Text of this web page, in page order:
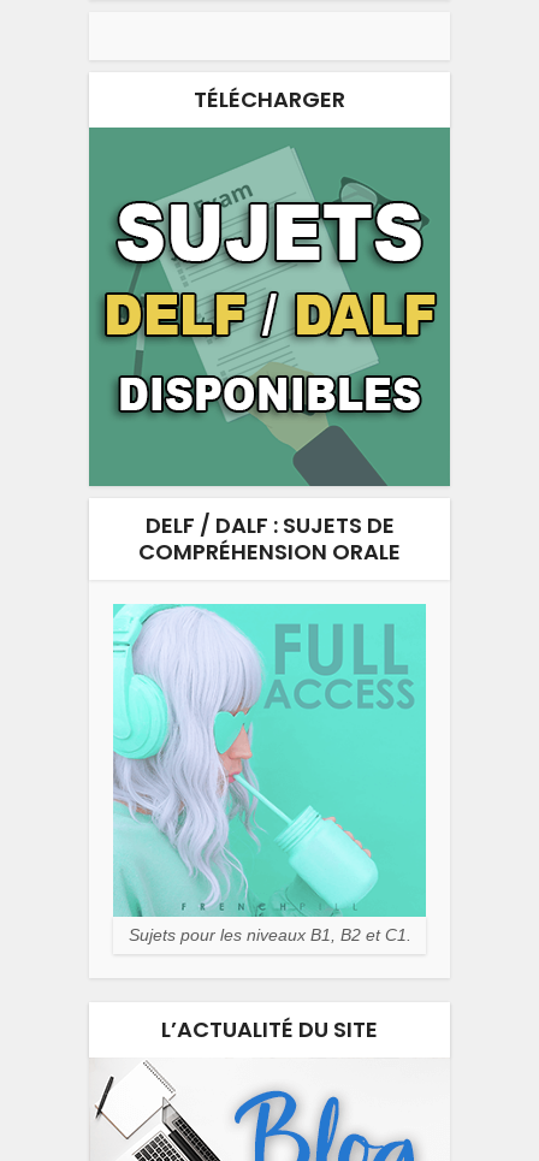
TÉLÉCHARGER
DELF / DALF : SUJETS DE
COMPRÉHENSION ORALE
Sujets pour les niveaux B1, B2 et C1.
L’ACTUALITÉ DU SITE